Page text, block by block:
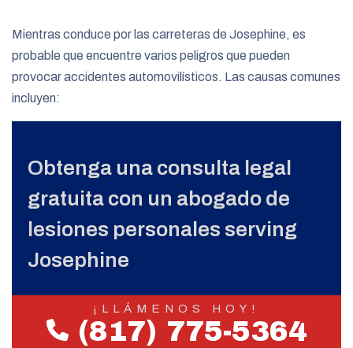
Mientras conduce por las carreteras de Josephine, es
probable que encuentre varios peligros que pueden
provocar accidentes automovilísticos. Las causas comunes
incluyen:
Obtenga una consulta legal
gratuita con un abogado de
lesiones personales serving
Josephine
¡LLÁMENOS HOY!
(817) 775-5364